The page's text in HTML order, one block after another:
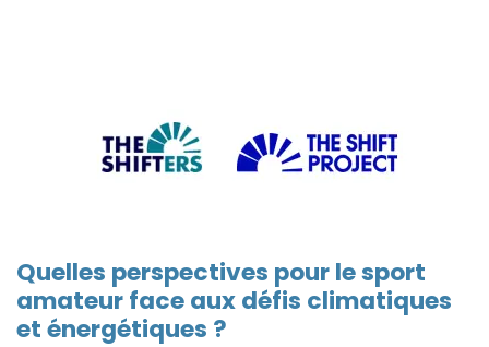
Quelles perspectives pour le sport
amateur face aux défis climatiques
et énergétiques ?